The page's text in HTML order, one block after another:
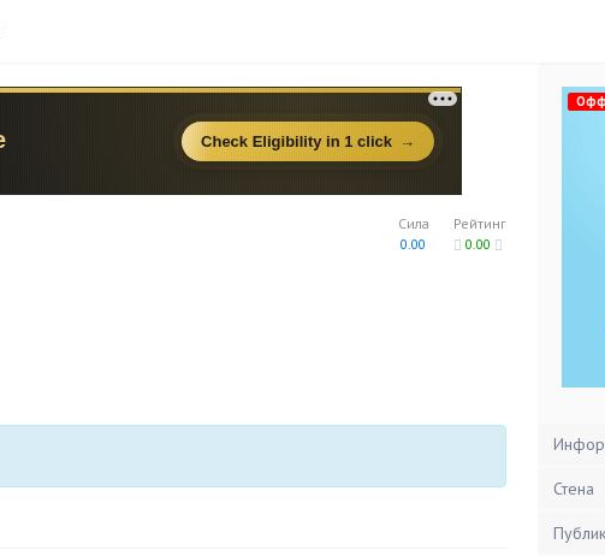
Рейтинг
0.00
Сила
0.00
Стена